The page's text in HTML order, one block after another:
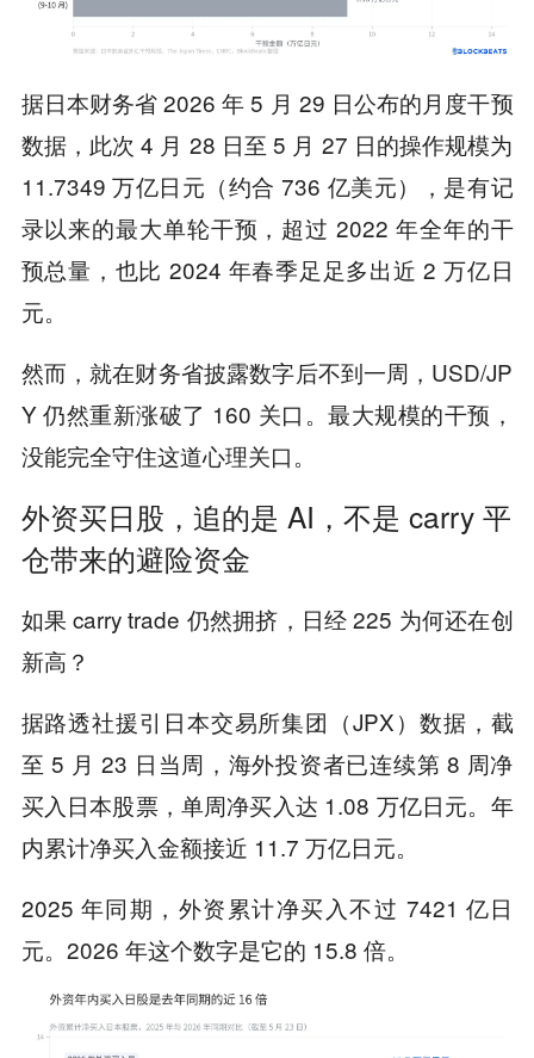
据日本财务省 2026 年 5 月 29 日公布的月度干预
数据，此次 4 月 28 日至 5 月 27 日的操作规模为
11.7349 万亿日元（约合 736 亿美元），是有记
录以来的最大单轮干预，超过 2022 年全年的干
预总量，也比 2024 年春季足足多出近 2 万亿日
元。
然而，就在财务省披露数字后不到一周，USD/JP
Y 仍然重新涨破了 160 关口。最大规模的干预，
没能完全守住这道心理关口。
外资买日股，追的是 AI，不是 carry 平
仓带来的避险资金
如果 carry trade 仍然拥挤，日经 225 为何还在创
新高？
据路透社援引日本交易所集团（JPX）数据，截
至 5 月 23 日当周，海外投资者已连续第 8 周净
买入日本股票，单周净买入达 1.08 万亿日元。年
内累计净买入金额接近 11.7 万亿日元。
2025 年同期，外资累计净买入不过 7421 亿日
元。2026 年这个数字是它的 15.8 倍。